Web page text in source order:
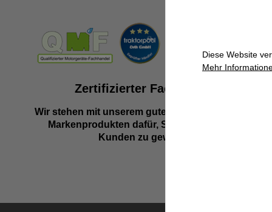
Zertifizierter Fachhändler
Wir stehen mit unserem guten Namen und besten
Markenprodukten dafür, Sie als zufriedenen
Kunden zu gewinnen.
Diese Website
Mehr